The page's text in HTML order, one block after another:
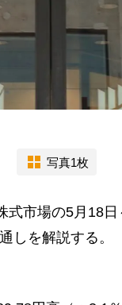
写真1枚
市場の5月18
しを解説する。